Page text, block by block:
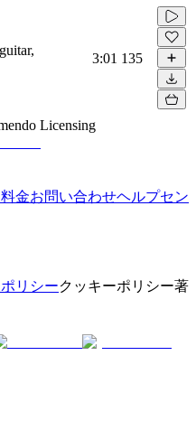
3:01 135
Licensing
料金お問い合わせヘルプセン
リシークッキーポリシー著